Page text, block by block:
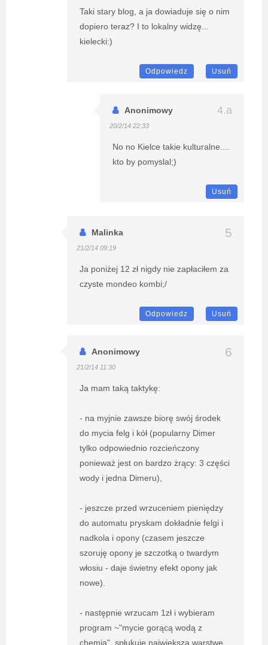
Taki stary blog, a ja dowiaduje się o nim
dopiero teraz? I to lokalny widzę...
kielecki:)
Odpowiedz Usuń
Anonimowy
20/2/14 22:33
No no Kielce takie kulturalne....
kto by pomyslal;)
Usuń
Malinka
21/2/14 09:19
Ja poniżej 12 zł nigdy nie zapłaciłem za
czyste mondeo kombi;/
Odpowiedz Usuń
Anonimowy
21/2/14 11:30
Ja mam taką taktykę:
- na myjnie zawsze biorę swój środek
do mycia felg i kół (popularny Dimer
tylko odpowiednio rozcieńczony
ponieważ jest on bardzo żrący: 3 części
wody i jedna Dimeru),
- jeszcze przed wrzuceniem pieniędzy
do automatu pryskam dokładnie felgi i
nadkola i opony (czasem jeszcze
szoruję opony je szczotką o twardym
włosiu - daje świetny efekt opony jak
nowe).
- następnie wrzucam 1zł i wybieram
program ~"mycie gorącą wodą z
chemią", spłukuję największą warstwę